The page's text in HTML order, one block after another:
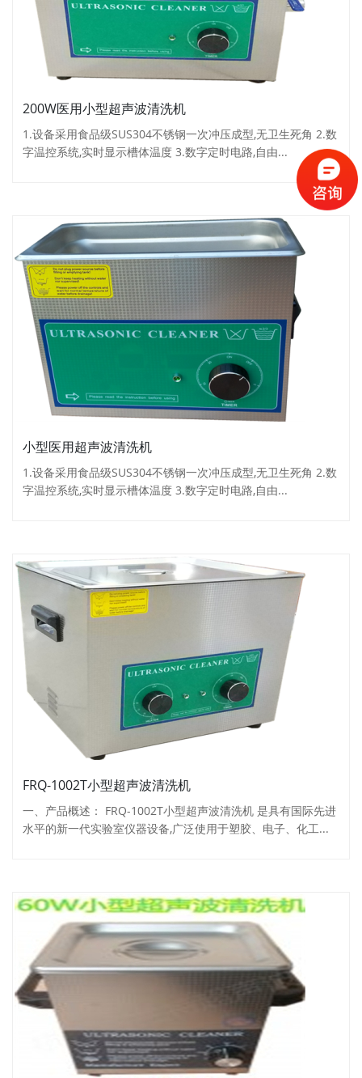
200W医用小型超声波清洗机
1.设备采用食品级SUS304不锈钢一次冲压成型,无卫生死角 2.数
字温控系统,实时显示槽体温度 3.数字定时电路,自由...
小型医用超声波清洗机
1.设备采用食品级SUS304不锈钢一次冲压成型,无卫生死角 2.数
字温控系统,实时显示槽体温度 3.数字定时电路,自由...
FRQ-1002T小型超声波清洗机
一、产品概述： FRQ-1002T小型超声波清洗机 是具有国际先进
水平的新一代实验室仪器设备,广泛使用于塑胶、电子、化工...